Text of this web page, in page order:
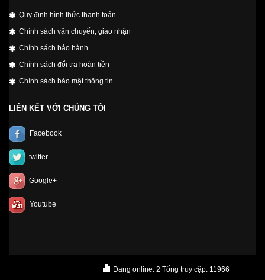
Quy định hình thức thanh toán
Chính sách vận chuyển, giao nhận
Chính sách bảo hành
Chính sách đổi tra hoàn tiền
Chính sách bảo mật thông tin
LIÊN KẾT VỚI CHÚNG TÔI
Facebook
twitter
Google+
Youtube
Đang online: 2 Tổng truy cập: 11966